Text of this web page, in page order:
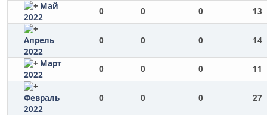
Май
2022
0 0 0 13
Апрель
2022
0 0 0 14
Март
2022
0 0 0 11
Февраль
2022
0 0 0 27